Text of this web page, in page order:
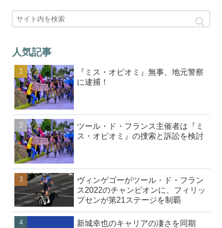
人気記事
『ミス・オピオミ』無事、地元警察
に逮捕！
ツール・ド・フランス主催者は『ミ
ス・オピオミ』の捜索と訴訟を検討
ヴィンゲゴーがツール・ド・フラン
ス2022のチャンピオンに、フィリッ
プセンが第21ステージを制覇
新城幸也のキャリアの凄さを同期